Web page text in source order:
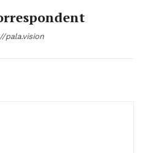
pala.vision